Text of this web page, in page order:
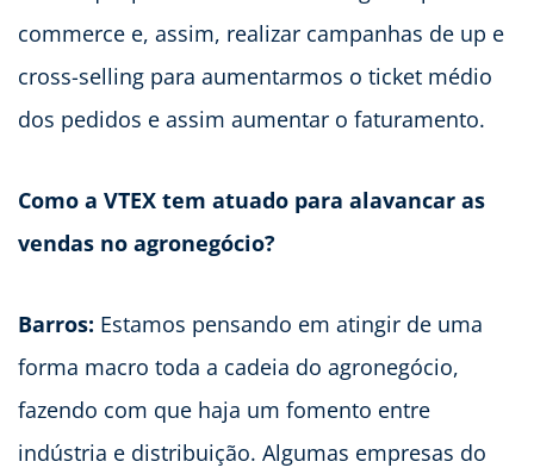
commerce e, assim, realizar campanhas de up e
cross-selling para aumentarmos o ticket médio
dos pedidos e assim aumentar o faturamento.
Como a VTEX tem atuado para alavancar as
vendas no agronegócio?
Barros: Estamos pensando em atingir de uma
forma macro toda a cadeia do agronegócio,
fazendo com que haja um fomento entre
indústria e distribuição. Algumas empresas do